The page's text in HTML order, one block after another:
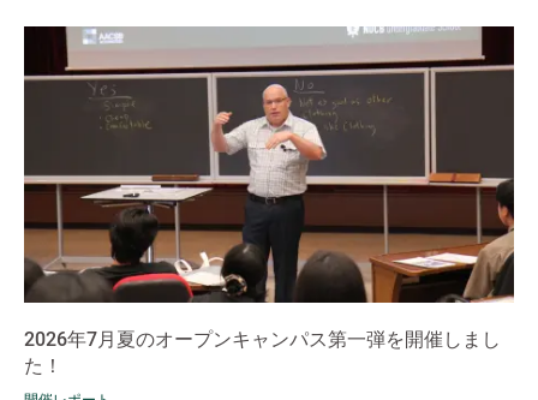
2026年7月夏のオープンキャンパス第一弾を開催しまし
た！